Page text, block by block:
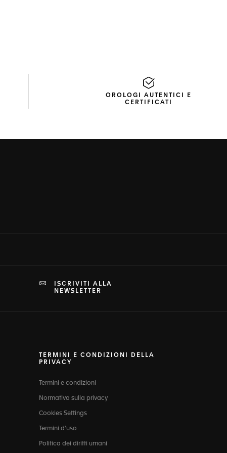
OROLOGI AUTENTICI E
CERTIFICATI
ISCRIVITI ALLA
NEWSLETTER
TERMINI E CONDIZIONI DELLA
PRIVACY
Termini e condizioni
Normativa sulla privacy
Cookies Settings
Termini d'uso
Politica dei diritti umani